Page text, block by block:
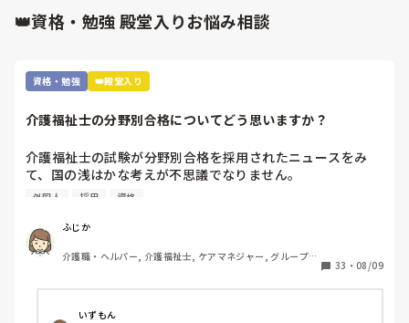
👑資格・勉強 殿堂入りお悩み相談
資格・勉強 👑殿堂入り
介護福祉士の分野別合格についてどう思いますか？
介護福祉士の試験が分野別合格を採用されたニュースをみ
て、国の浅はかな考えが不思議でなりません。
利用は、外国人の合格率の引き上げと、介護福祉士の人材確
根本的に介護へ転職しようと思う方が少なくなってきている
のに、高齢者は増加傾向です。
年々、介護福祉士の試験が容易になり、資格意義がなくなっ
介護福祉士を軽んじられそうで悲しいです。皆さんは、分野
別合格についてどう思われますか？
外国人 採用 資格
ふじか
介護職・ヘルパー, 介護福祉士, ケアマネジャー, グループホ
33 ・ 08/09
いずもん